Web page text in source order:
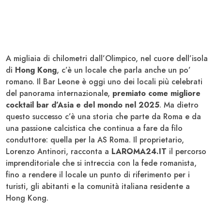
A migliaia di chilometri dall’Olimpico, nel cuore dell’isola
di Hong Kong, c’è un locale che parla anche un po’
romano. Il Bar Leone è oggi uno dei locali più celebrati
del panorama internazionale, premiato come migliore
cocktail bar d’Asia e del mondo nel 2025. Ma dietro
questo successo c’è una storia che parte da Roma e da
una passione calcistica che continua a fare da filo
conduttore: quella per la AS Roma. Il proprietario,
Lorenzo Antinori, racconta a LAROMA24.IT il percorso
imprenditoriale che si intreccia con la fede romanista,
fino a rendere il locale un punto di riferimento per i
turisti, gli abitanti e la comunità italiana residente a
Hong Kong.